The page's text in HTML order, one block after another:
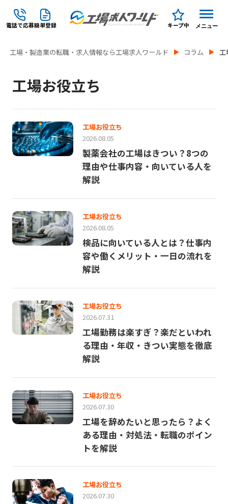
電話で応募簡単登録 キープ中 メニュー
工場・製造業の転職・求人情報なら工場求人ワールド コラム 工
工場お役立ち
工場お役立ち
2026.08.05
製薬会社の工場はきつい？8つの
理由や仕事内容・向いている人を
解説
工場お役立ち
2026.08.05
検品に向いている人とは？仕事内
容や働くメリット・一日の流れを
解説
工場お役立ち
2026.07.31
工場勤務は楽すぎ？楽だといわれ
る理由・年収・きつい実態を徹底
解説
工場お役立ち
2026.07.30
工場を辞めたいと思ったら？よく
ある理由・対処法・転職のポイン
トを解説
工場お役立ち
2026.07.30